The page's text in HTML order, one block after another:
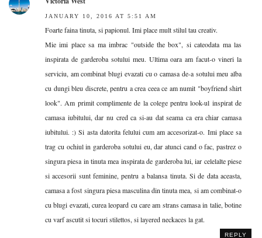
JANUARY 10, 2016 AT 5:51 AM
Foarte faina tinuta, si papionul. Imi place mult stilul tau creativ.
Mie imi place sa ma imbrac "outside the box", si cateodata ma las
inspirata de garderoba sotului meu. Ultima oara am facut-o vineri la
serviciu, am combinat blugi evazati cu o camasa de-a sotului meu alba
cu dungi bleu discrete, pentru a crea ceea ce am numit "boyfriend shirt
look". Am primit complimente de la colege pentru look-ul inspirat de
camasa iubitului, dar nu cred ca si-au dat seama ca era chiar camasa
iubitului. :) Si asta datorita felului cum am accesorizat-o. Imi place sa
trag cu ochiul in garderoba sotului eu, dar atunci cand o fac, pastrez o
singura piesa in tinuta mea inspirata de garderoba lui, iar celelalte piese
si accesorii sunt feminine, pentru a balansa tinuta. Si de data aceasta,
camasa a fost singura piesa masculina din tinuta mea, si am combinat-o
cu blugi evazati, curea leopard cu care am strans camasa in talie, botine
cu varf ascutit si tocuri stilettos, si layered neckaces la gat.
REPLY